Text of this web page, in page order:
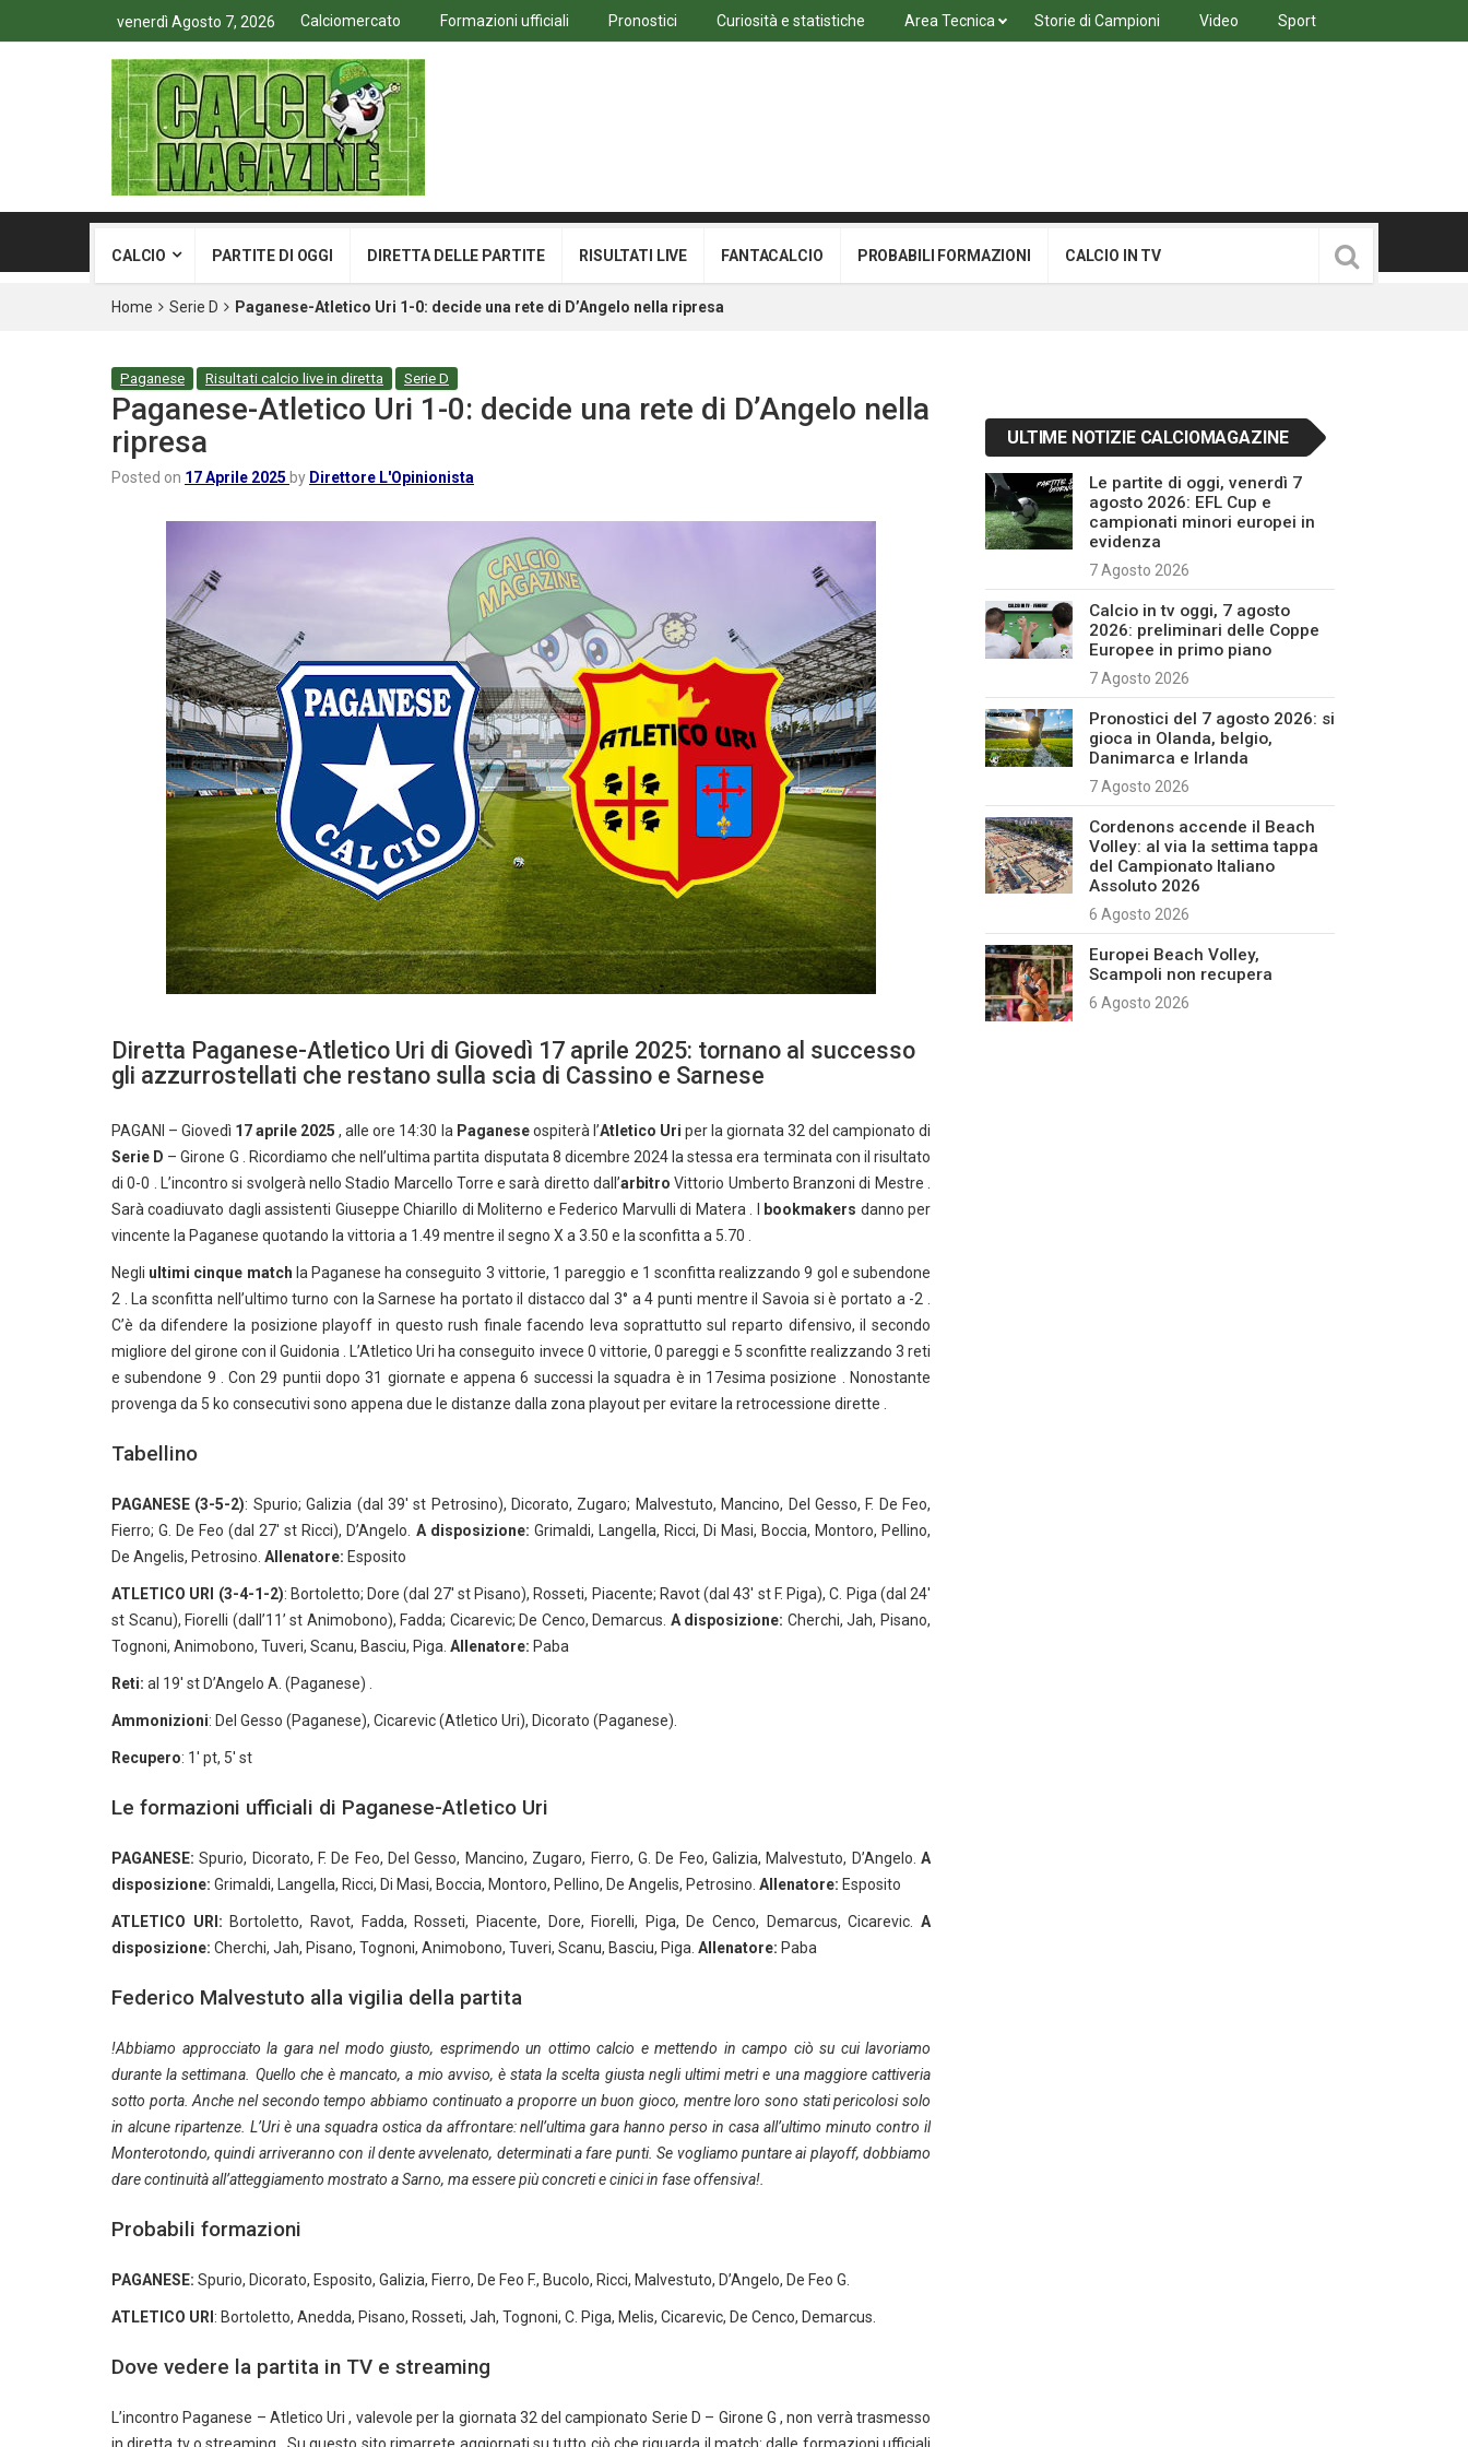
venerdì Agosto 7, 2026 Calciomercato Formazioni ufficiali Pronostici Curiosità e statistiche Area Tecnica Storie di Campioni Video Sport
CALCIO PARTITE DI OGGI DIRETTA DELLE PARTITE RISULTATI LIVE FANTACALCIO PROBABILI FORMAZIONI CALCIO IN TV
Home Serie D Paganese-Atletico Uri 1-0: decide una rete di D’Angelo nella ripresa
Paganese Risultati calcio live in diretta Serie D
Paganese-Atletico Uri 1-0: decide una rete di D’Angelo nella
ripresa
Posted on 17 Aprile 2025 by Direttore L'Opinionista
Diretta Paganese-Atletico Uri di Giovedì 17 aprile 2025: tornano al successo
gli azzurrostellati che restano sulla scia di Cassino e Sarnese
PAGANI – Giovedì 17 aprile 2025 , alle ore 14:30 la Paganeseospiterà l’Atletico Uri per la giornata 32 del campionato di
Serie D – Girone G . Ricordiamo che nell’ultima partita disputata 8 dicembre 2024 la stessa era terminata con il risultato
di 0-0 . L’incontro si svolgerà nello Stadio Marcello Torre e sarà diretto dall’arbitro Vittorio Umberto Branzoni di Mestre .
Sarà coadiuvato dagli assistenti Giuseppe Chiarillo di Moliterno e Federico Marvulli di Matera . I
bookmakers danno per
vincente la Paganese quotando la vittoria a 1.49 mentre il segno X a 3.50 e la sconfitta a 5.70 .
Negli ultimi cinque match la Paganese ha conseguito 3 vittorie, 1 pareggio e 1 sconfitta realizzando 9 gol e subendone
2 . La sconfitta nell’ultimo turno con la Sarnese ha portato il distacco dal 3° a 4 punti mentre il Savoia si è portato a -2 .
C’è da difendere la posizione playoff in questo rush finale facendo leva soprattutto sul reparto difensivo, il secondo
migliore del girone con il Guidonia . L’Atletico Uri ha conseguito invece 0 vittorie, 0 pareggi e 5 sconfitte realizzando 3 reti
e subendone 9 . Con 29 puntii dopo 31 giornate e appena 6 successi la squadra è in 17esima posizione . Nonostante
provenga da 5 ko consecutivi sono appena due le distanze dalla zona playout per evitare la retrocessione dirette .
Tabellino
PAGANESE (3-5-2): Spurio; Galizia (dal 39′ st Petrosino), Dicorato, Zugaro; Malvestuto, Mancino, Del Gesso, F. De Feo,
Fierro; G. De Feo (dal 27′ st Ricci), D’Angelo. A disposizione: Grimaldi, Langella, Ricci, Di Masi, Boccia, Montoro, Pellino,
De Angelis, Petrosino. Allenatore: Esposito
ATLETICO URI (3-4-1-2): Bortoletto; Dore (dal 27′ st Pisano), Rosseti, Piacente; Ravot (dal 43′ st F. Piga), C. Piga (dal 24′
st Scanu), Fiorelli (dall’11’ st Animobono), Fadda; Cicarevic; De Cenco, Demarcus. A disposizione: Cherchi, Jah, Pisano,
Tognoni, Animobono, Tuveri, Scanu, Basciu, Piga. Allenatore: Paba
Reti: al 19′ st D’Angelo A. (Paganese) .
Ammonizioni: Del Gesso (Paganese), Cicarevic (Atletico Uri), Dicorato (Paganese).
Recupero: 1′ pt, 5′ st
Le formazioni ufficiali di Paganese-Atletico Uri
PAGANESE: Spurio, Dicorato, F. De Feo, Del Gesso, Mancino, Zugaro, Fierro, G. De Feo, Galizia, Malvestuto, D’Angelo. A
disposizione: Grimaldi, Langella, Ricci, Di Masi, Boccia, Montoro, Pellino, De Angelis, Petrosino. Allenatore: Esposito
ATLETICO URI: Bortoletto, Ravot, Fadda, Rosseti, Piacente, Dore, Fiorelli, Piga, De Cenco, Demarcus, Cicarevic.A
disposizione: Cherchi, Jah, Pisano, Tognoni, Animobono, Tuveri, Scanu, Basciu, Piga. Allenatore: Paba
Federico Malvestuto alla vigilia della partita
!Abbiamo approcciato la gara nel modo giusto, esprimendo un ottimo calcio e mettendo in campo ciò su cui lavoriamo
durante la settimana. Quello che è mancato, a mio avviso, è stata la scelta giusta negli ultimi metri e una maggiore cattiveria
sotto porta. Anche nel secondo tempo abbiamo continuato a proporre un buon gioco, mentre loro sono stati pericolosi solo
in alcune ripartenze. L’Uri è una squadra ostica da affrontare: nell’ultima gara hanno perso in casa all’ultimo minuto contro il
Monterotondo, quindi arriveranno con il dente avvelenato, determinati a fare punti. Se vogliamo puntare ai playoff, dobbiamo
dare continuità all’atteggiamento mostrato a Sarno, ma essere più concreti e cinici in fase offensiva!.
Probabili formazioni
PAGANESE: Spurio, Dicorato, Esposito, Galizia, Fierro, De Feo F., Bucolo, Ricci, Malvestuto, D’Angelo, De Feo G.
ATLETICO URI : Bortoletto, Anedda, Pisano, Rosseti, Jah, Tognoni, C. Piga, Melis, Cicarevic, De Cenco, Demarcus.
Dove vedere la partita in TV e streaming
L’incontro Paganese – Atletico Uri , valevole per la giornata 32 del campionato Serie D – Girone G , non verrà trasmesso
ULTIME NOTIZIE CALCIOMAGAZINE
Le partite di oggi, venerdì 7
agosto 2026: EFL Cup e
campionati minori europei in
evidenza
7 Agosto 2026
Calcio in tv oggi, 7 agosto
2026: preliminari delle Coppe
Europee in primo piano
7 Agosto 2026
Pronostici del 7 agosto 2026: si
gioca in Olanda, belgio,
Danimarca e Irlanda
7 Agosto 2026
Cordenons accende il Beach
Volley: al via la settima tappa
del Campionato Italiano
Assoluto 2026
6 Agosto 2026
Europei Beach Volley,
Scampoli non recupera
6 Agosto 2026